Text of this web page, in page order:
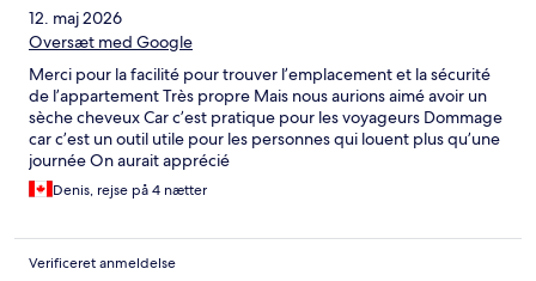
12. maj 2026
Oversæt med Google
Merci pour la facilité pour trouver l’emplacement et la sécurité
de l’appartement Très propre Mais nous aurions aimé avoir un
sèche cheveux Car c’est pratique pour les voyageurs Dommage
car c’est un outil utile pour les personnes qui louent plus qu’une
journée On aurait apprécié
Denis, rejse på 4 nætter
Verificeret anmeldelse